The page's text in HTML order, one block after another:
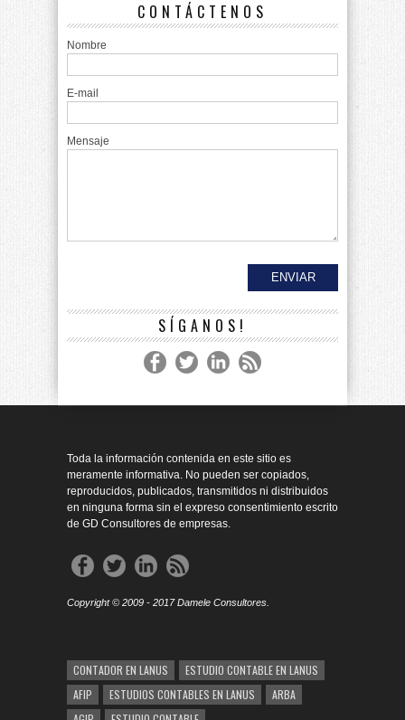
CONTÁCTENOS
Nombre
E-mail
Mensaje
SÍGANOS!
Toda la información contenida en este sitio es
meramente informativa. No pueden ser copiados,
reproducidos, publicados, transmitidos ni distribuidos
en ninguna forma sin el expreso consentimiento escrito
de GD Consultores de empresas.
Copyright © 2009 - 2017 Damele Consultores.
CONTADOR EN LANUS
ESTUDIO CONTABLE EN LANUS
AFIP
ESTUDIOS CONTABLES EN LANUS
ARBA